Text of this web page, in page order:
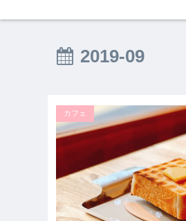
2019-09
カフェ